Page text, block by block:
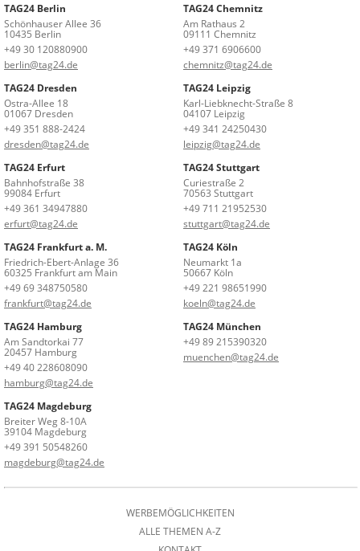
TAG24 Berlin
Schönhauser Allee 36
10435 Berlin
+49 30 120880900
berlin@tag24.de
TAG24 Chemnitz
Am Rathaus 2
09111 Chemnitz
+49 371 6906600
chemnitz@tag24.de
TAG24 Dresden
Ostra-Allee 18
01067 Dresden
+49 351 888-2424
dresden@tag24.de
TAG24 Leipzig
Karl-Liebknecht-Straße 8
04107 Leipzig
+49 341 24250430
leipzig@tag24.de
TAG24 Erfurt
Bahnhofstraße 38
99084 Erfurt
+49 361 34947880
erfurt@tag24.de
TAG24 Stuttgart
Curiestraße 2
70563 Stuttgart
+49 711 21952530
stuttgart@tag24.de
TAG24 Frankfurt a. M.
Friedrich-Ebert-Anlage 36
60325 Frankfurt am Main
+49 69 348750580
frankfurt@tag24.de
TAG24 Köln
Neumarkt 1a
50667 Köln
+49 221 98651990
koeln@tag24.de
TAG24 Hamburg
Am Sandtorkai 77
20457 Hamburg
+49 40 228608090
hamburg@tag24.de
TAG24 München
+49 89 215390320
muenchen@tag24.de
TAG24 Magdeburg
Breiter Weg 8-10A
39104 Magdeburg
+49 391 50548260
magdeburg@tag24.de
WERBEMÖGLICHKEITEN
ALLE THEMEN A-Z